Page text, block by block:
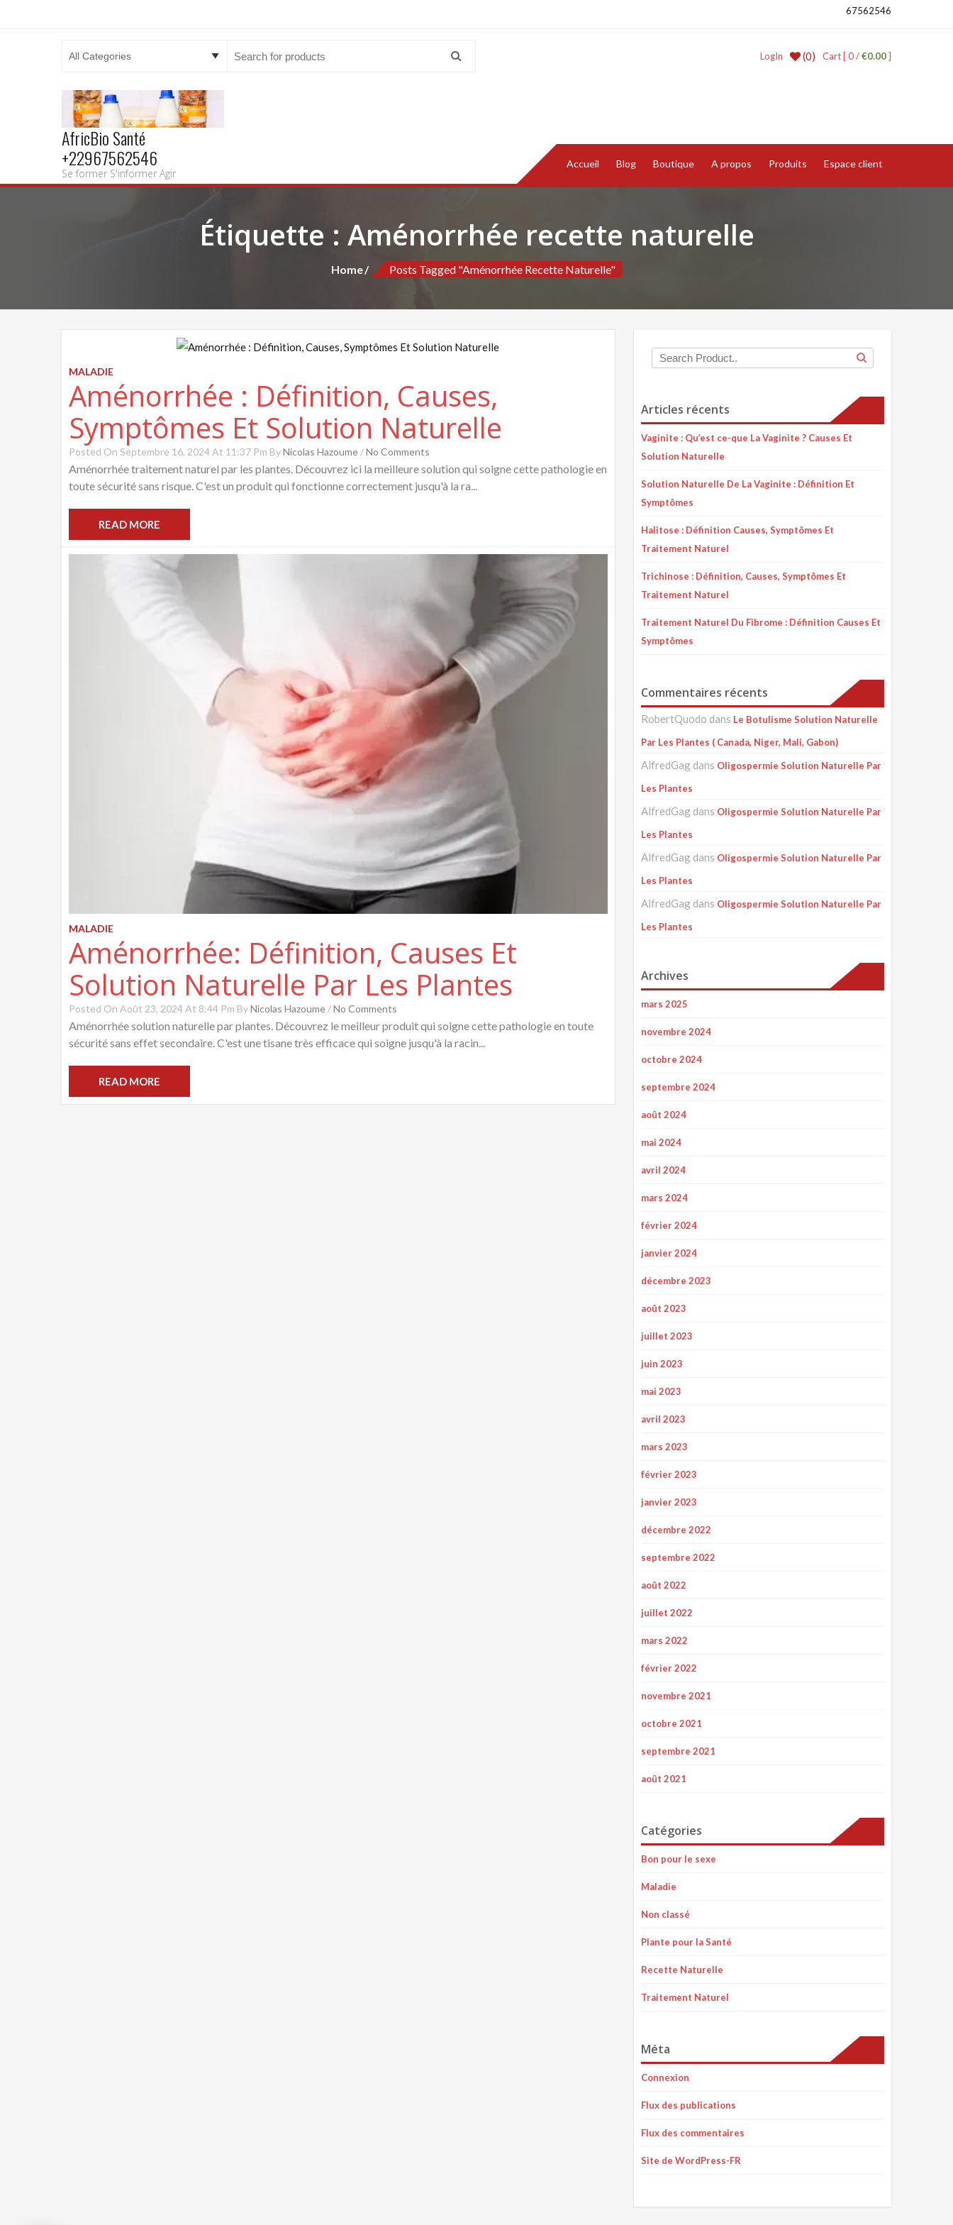
67562546
Cart [ 0 /€0.00]
(0)
LogIn
AfricBio Santé
+22967562546
Se former S'informer Agir
Accueil Blog Boutique A propos Produits Espace client
Étiquette : Aménorrhée recette naturelle
Home Posts Tagged "Aménorrhée Recette Naturelle"
MALADIE
Aménorrhée : Définition, Causes,
Symptômes Et Solution Naturelle
Posted On Septembre 16, 2024 At 11:37 Pm ByNicolas Hazoume /No Comments
Aménorrhée traitement naturel par les plantes. Découvrez ici la meilleure solution qui soigne cette pathologie en
toute sécurité sans risque. C'est un produit qui fonctionne correctement jusqu'à la ra...
READ MORE
MALADIE
Aménorrhée: Définition, Causes Et
Solution Naturelle Par Les Plantes
Posted On Août 23, 2024 At 8:44 Pm ByNicolas Hazoume /No Comments
Aménorrhée solution naturelle par plantes. Découvrez le meilleur produit qui soigne cette pathologie en toute
sécurité sans effet secondaire. C'est une tisane très efficace qui soigne jusqu'à la racin...
READ MORE
Articles récents
Vaginite : Qu’est ce-que La Vaginite ? Causes Et
Solution Naturelle
Solution Naturelle De La Vaginite : Définition Et
Symptômes
Halitose : Définition Causes, Symptômes Et
Traitement Naturel
Trichinose : Définition, Causes, Symptômes Et
Traitement Naturel
Traitement Naturel Du Fibrome : Définition Causes Et
Symptômes
Commentaires récents
RobertQuodo dans Le Botulisme Solution Naturelle
Par Les Plantes ( Canada, Niger, Mali, Gabon)
AlfredGag dans Oligospermie Solution Naturelle Par
Les Plantes
AlfredGag dans Oligospermie Solution Naturelle Par
Les Plantes
AlfredGag dans Oligospermie Solution Naturelle Par
Les Plantes
AlfredGag dans Oligospermie Solution Naturelle Par
Les Plantes
Archives
mars 2025
novembre 2024
octobre 2024
septembre 2024
août 2024
mai 2024
avril 2024
mars 2024
février 2024
janvier 2024
décembre 2023
août 2023
juillet 2023
juin 2023
mai 2023
avril 2023
mars 2023
février 2023
janvier 2023
décembre 2022
septembre 2022
août 2022
juillet 2022
mars 2022
février 2022
novembre 2021
octobre 2021
septembre 2021
août 2021
Catégories
Bon pour le sexe
Maladie
Non classé
Plante pour la Santé
Recette Naturelle
Traitement Naturel
Méta
Connexion
Flux des publications
Flux des commentaires
Site de WordPress-FR